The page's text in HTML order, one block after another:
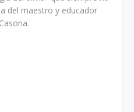
del maestro y educador